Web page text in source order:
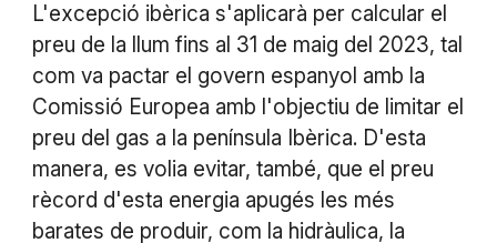
L'excepció ibèrica s'aplicarà per calcular el
preu de la llum fins al 31 de maig del 2023, tal
com va pactar el govern espanyol amb la
Comissió Europea amb l'objectiu de limitar el
preu del gas a la península Ibèrica. D'esta
manera, es volia evitar, també, que el preu
rècord d'esta energia apugés les més
barates de produir, com la hidràulica, la